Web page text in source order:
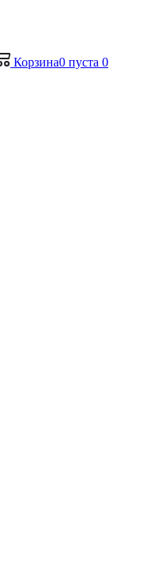
Корзина0 пуста 0